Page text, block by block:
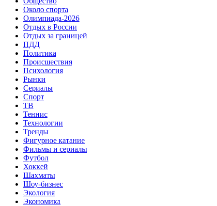
Около спорта
Олимпиада-2026
Отдых в России
Отдых за границей
ПДД
Политика
Происшествия
Психология
Рынки
Сериалы
Спорт
ТВ
Теннис
Технологии
Тренды
Фигурное катание
Фильмы и сериалы
Футбол
Хоккей
Шахматы
Шоу-бизнес
Экология
Экономика